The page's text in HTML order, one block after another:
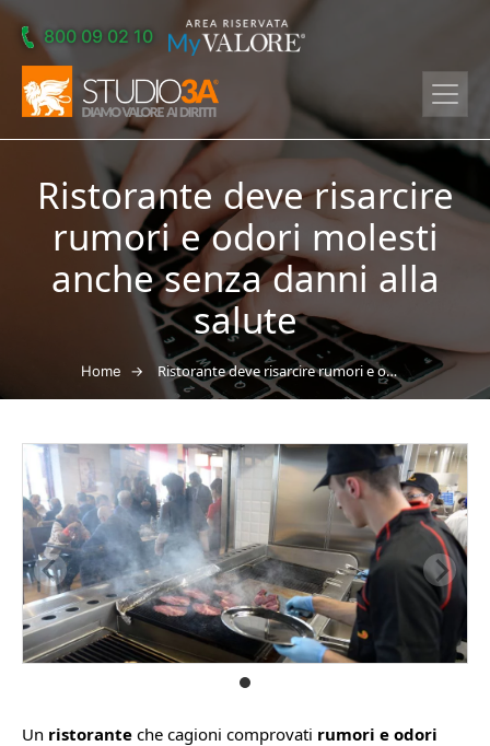
Skip to main content
800 09 02 10
Ristorante deve risarcire
rumori e odori molesti
anche senza danni alla
salute
Home → Ristorante deve risarcire rumori e odori molesti anche senza danni alla salute
Un ristorante che cagioni comprovati rumori e odori